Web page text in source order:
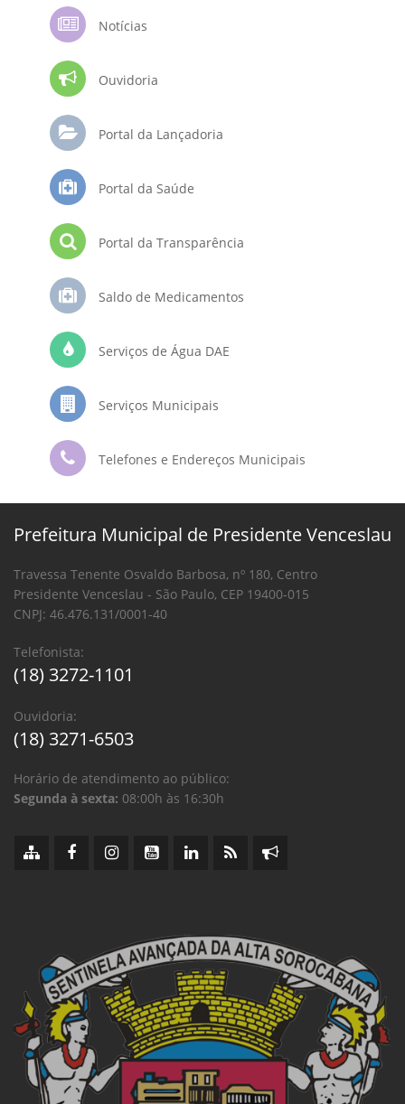
Notícias
Ouvidoria
Portal da Lançadoria
Portal da Saúde
Portal da Transparência
Saldo de Medicamentos
Serviços de Água DAE
Serviços Municipais
Telefones e Endereços Municipais
Prefeitura Municipal de Presidente Venceslau
Travessa Tenente Osvaldo Barbosa, nº 180, Centro
Presidente Venceslau - São Paulo, CEP 19400-015
CNPJ: 46.476.131/0001-40
Telefonista:
(18) 3272-1101
Ouvidoria:
(18) 3271-6503
Horário de atendimento ao público:
Segunda à sexta: 08:00h às 16:30h